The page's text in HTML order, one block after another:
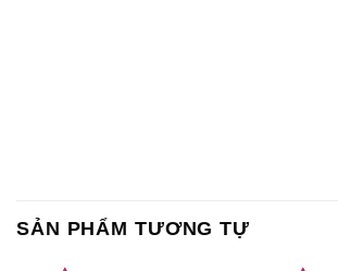
SẢN PHẨM TƯƠNG TỰ